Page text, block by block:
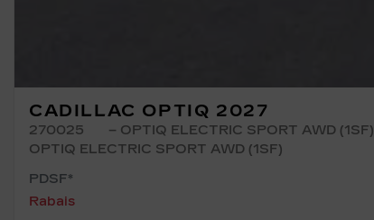
CADILLAC OPTIQ 2027
270025
– OPTIQ ELECTRIC SPORT AWD (1SF)
OPTIQ ELECTRIC SPORT AWD (1SF)
PDSF*
Rabais